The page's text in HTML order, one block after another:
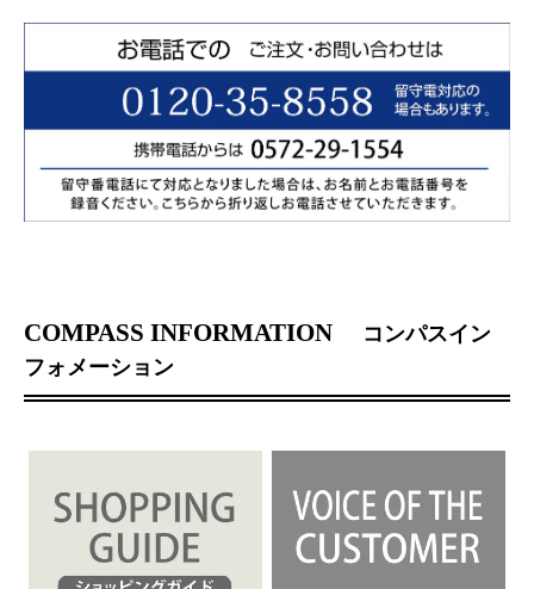
COMPASS INFORMATION
コンパスイン
フォメーション